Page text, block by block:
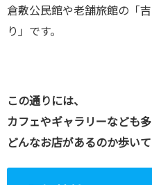
倉敷公民館や老舗旅館の「
り」です。
この通りには、
カフェやギャラリーなども多
どんなお店があるのか歩い